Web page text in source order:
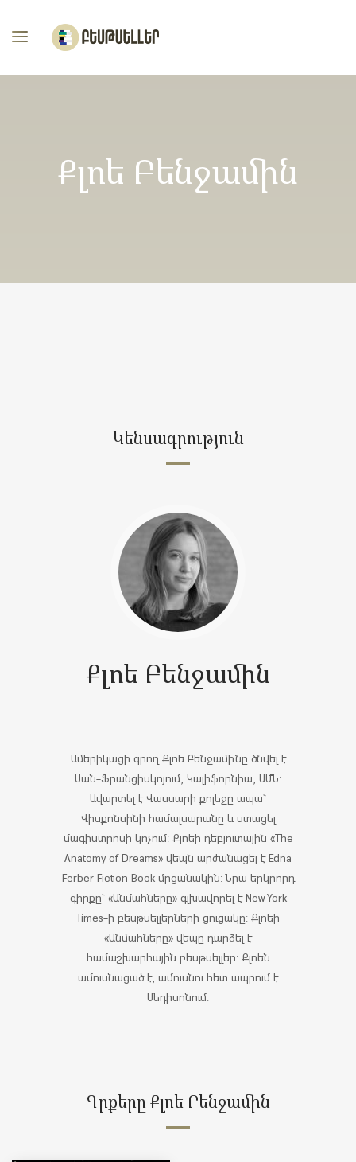
Քլոե Բենջամին
Կենսագրություն
Քլոե Բենջամին
Ամերիկացի գրող Քլոե Բենջամինը ծնվել է
Սան-Ֆրանցիսկոյում, Կալիֆորնիա, ԱՄՆ:
Ավարտել է Վասսարի քոլեջը ապա`
Վիսքոնսինի համալսարանը և ստացել
մագիստրոսի կոչում: Քլոեի դեբյուտային «The
Anatomy of Dreams» վեպն արժանացել է Edna
Ferber Fiction Book մրցանակին: Նրա երկրորդ
գիրքը` «Անմահները» գլխավորել է New York
Times-ի բեսթսելլերների ցուցակը: Քլոեի
«Անմահները» վեպը դարձել է
համաշխարհային բեսթսելլեր: Քլոեն
ամուսնացած է, ամուսնու հետ ապրում է
Մեդիսոնում:
Գրքերը Քլոե Բենջամին